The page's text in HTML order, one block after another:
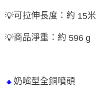
💡可拉伸長度：約 15米
💡商品淨重：約 596 g
🔸 奶嘴型全銅噴頭